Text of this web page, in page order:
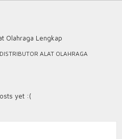
ALAT OLAHRAGA
yet :(